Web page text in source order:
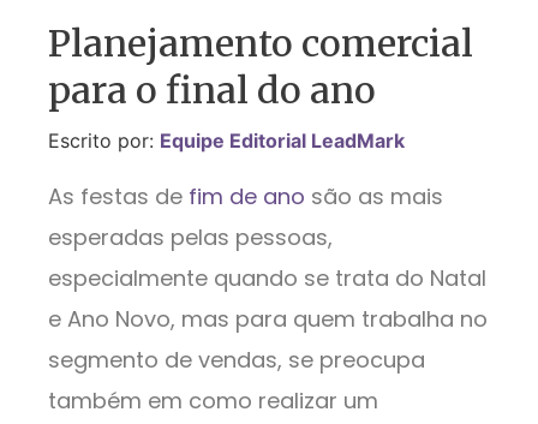
Planejamento comercial
para o final do ano
Escrito por: Equipe Editorial LeadMark
As festas de fim de ano são as mais
esperadas pelas pessoas,
especialmente quando se trata do Natal
e Ano Novo, mas para quem trabalha no
segmento de vendas, se preocupa
também em como realizar um